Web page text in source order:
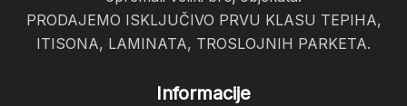
PRODAJEMO ISKLJUČIVO PRVU KLASU TEPIHA,
ITISONA, LAMINATA, TROSLOJNIH PARKETA.
Informacije